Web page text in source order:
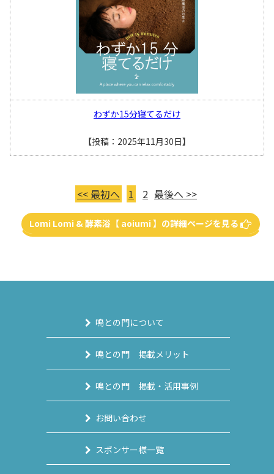
わずか15分寝てるだけ
【投稿：2025年11月30日】
<< 最初へ 1 2 最後へ >>
Lomi Lomi & 酵素浴【 aoiumi 】の詳細ページを見る
鳴との門について
鳴との門 掲載メリット
鳴との門 掲載・活用事例
お問い合わせ
スポンサー様一覧